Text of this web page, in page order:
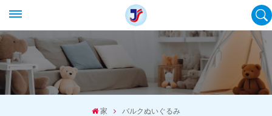
家 バルクぬいぐるみ